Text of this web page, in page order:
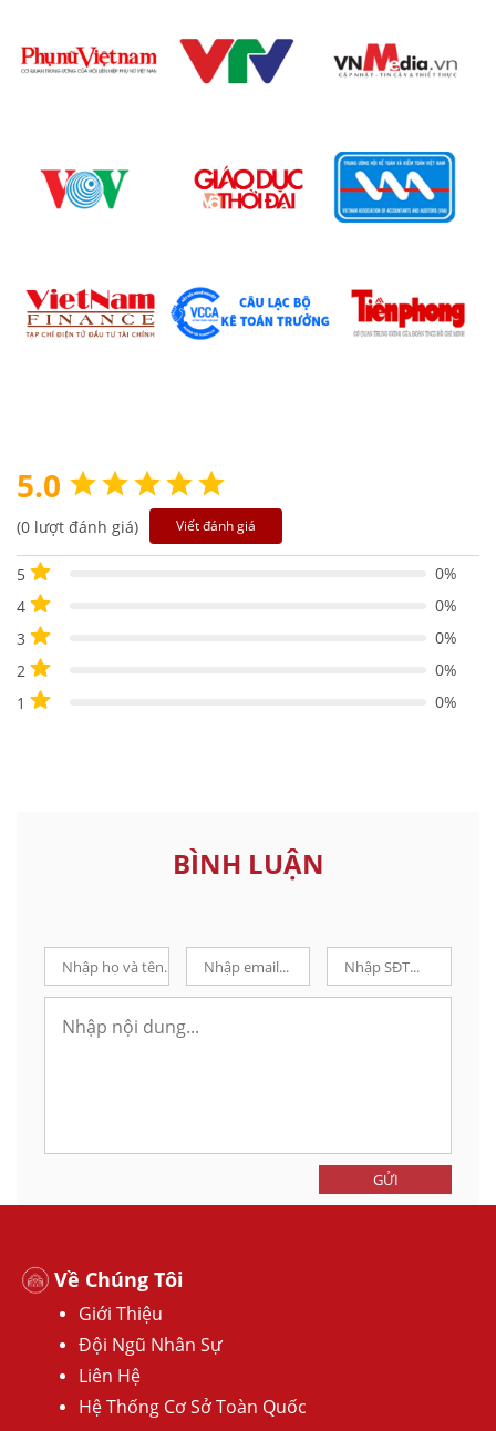
5.0
(0 lượt đánh giá) Viết đánh giá
5
0%
4
0%
3
0%
2
0%
1
0%
BÌNH LUẬN
GỬI
Về Chúng Tôi
Giới Thiệu
Đội Ngũ Nhân Sự
Liên Hệ
Hệ Thống Cơ Sở Toàn Quốc